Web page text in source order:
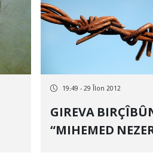
19:49 - 29 Îlon 2012
GIREVA BIRÇÎBÛNA
“MIHEMED NEZERÎ”